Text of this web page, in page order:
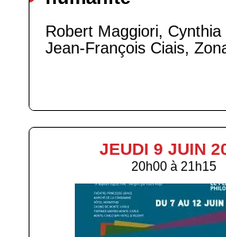
Robert Maggiori, Cynthia
Jean-François Ciais,
JEUDI 9 JUIN
20h00 à 21h15